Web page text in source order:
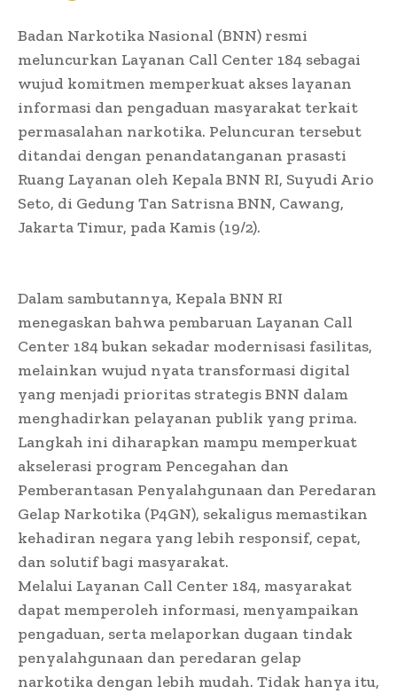
Badan Narkotika Nasional (BNN) resmi
meluncurkan Layanan Call Center 184 sebagai
wujud komitmen memperkuat akses layanan
informasi dan pengaduan masyarakat terkait
permasalahan narkotika. Peluncuran tersebut
ditandai dengan penandatanganan prasasti
Ruang Layanan oleh Kepala BNN RI, Suyudi Ario
Seto, di Gedung Tan Satrisna BNN, Cawang,
Jakarta Timur, pada Kamis (19/2).
Dalam sambutannya, Kepala BNN RI
menegaskan bahwa pembaruan Layanan Call
Center 184 bukan sekadar modernisasi fasilitas,
melainkan wujud nyata transformasi digital
yang menjadi prioritas strategis BNN dalam
menghadirkan pelayanan publik yang prima.
Langkah ini diharapkan mampu memperkuat
akselerasi program Pencegahan dan
Pemberantasan Penyalahgunaan dan Peredaran
Gelap Narkotika (P4GN), sekaligus memastikan
kehadiran negara yang lebih responsif, cepat,
dan solutif bagi masyarakat.
Melalui Layanan Call Center 184, masyarakat
dapat memperoleh informasi, menyampaikan
pengaduan, serta melaporkan dugaan tindak
penyalahgunaan dan peredaran gelap
narkotika dengan lebih mudah. Tidak hanya itu,